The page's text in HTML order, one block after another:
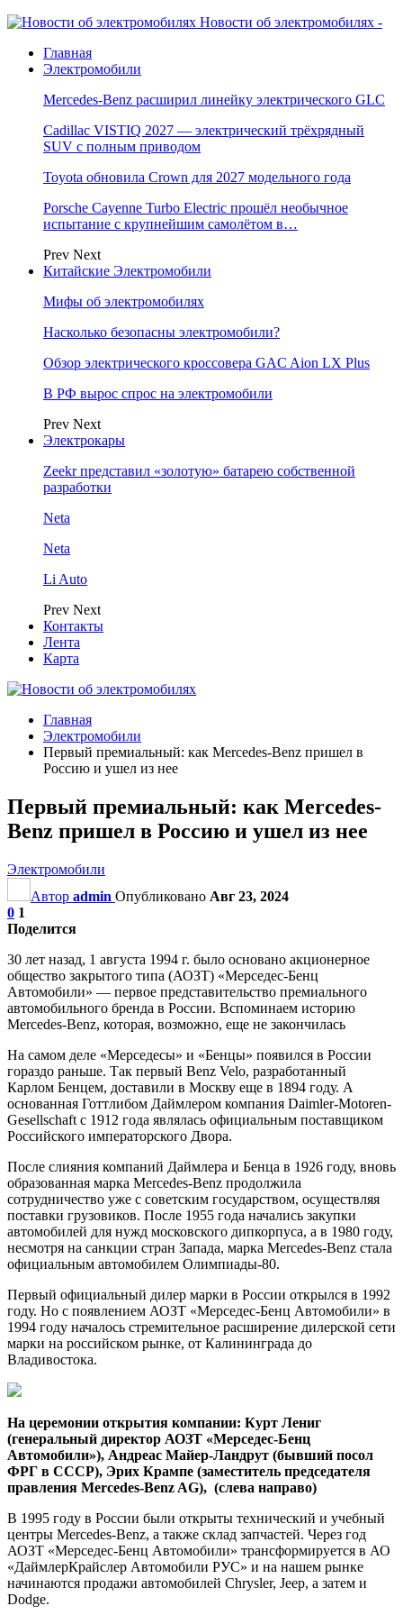
Новости об электромобилях -
Главная
Электромобили
Mercedes-Benz расширил линейку электрического GLC
Cadillac VISTIQ 2027 — электрический трёхрядный
SUV с полным приводом
Toyota обновила Crown для 2027 модельного года
Porsche Cayenne Turbo Electric прошёл необычное
испытание с крупнейшим самолётом в…
Prev Next
Китайские Электромобили
Мифы об электромобилях
Насколько безопасны электромобили?
Обзор электрического кроссовера GAC Aion LX Plus
В РФ вырос спрос на электромобили
Prev Next
Электрокары
Zeekr представил «золотую» батарею собственной
разработки
Neta
Neta
Li Auto
Prev Next
Контакты
Лента
Карта
Главная
Электромобили
Первый премиальный: как Mercedes-Benz пришел в
Россию и ушел из нее
Первый премиальный: как Mercedes-
Benz пришел в Россию и ушел из нее
Электромобили
Автор admin Опубликовано Авг 23, 2024
0 1
Поделится
30 лет назад, 1 августа 1994 г. было основано акционерное
общество закрытого типа (АОЗТ) «Мерседес-Бенц
Автомобили» — первое представительство премиального
автомобильного бренда в России. Вспоминаем историю
Mercedes-Benz, которая, возможно, еще не закончилась
На самом деле «Мерседесы» и «Бенцы» появился в России
гораздо раньше. Так первый Benz Velo, разработанный
Карлом Бенцем, доставили в Москву еще в 1894 году. А
основанная Готтлибом Даймлером компания Daimler-Motoren-
Gesellschaft с 1912 года являлась официальным поставщиком
Российского императорского Двора.
После слияния компаний Даймлера и Бенца в 1926 году, вновь
образованная марка Mercedes-Benz продолжила
сотрудничество уже с советским государством, осуществляя
поставки грузовиков. После 1955 года начались закупки
автомобилей для нужд московского дипкорпуса, а в 1980 году,
несмотря на санкции стран Запада, марка Mercedes-Benz стала
официальным автомобилем Олимпиады-80.
Первый официальный дилер марки в России открылся в 1992
году. Но с появлением АОЗТ «Мерседес-Бенц Автомобили» в
1994 году началось стремительное расширение дилерской сети
марки на российском рынке, от Калининграда до
Владивостока.
На церемонии открытия компании: Курт Лениг
(генеральный директор АОЗТ «Мерседес-Бенц
Автомобили»), Андреас Майер-Ландрут (бывший посол
ФРГ в СССР), Эрих Крампе (заместитель председателя
правления Mercedes-Benz AG), (слева направо)
В 1995 году в России были открыты технический и учебный
центры Mercedes-Benz, а также склад запчастей. Через год
АОЗТ «Мерседес-Бенц Автомобили» трансформируется в АО
«ДаймлерКрайслер Автомобили РУС» и на нашем рынке
начинаются продажи автомобилей Chrysler, Jeep, а затем и
Dodge.